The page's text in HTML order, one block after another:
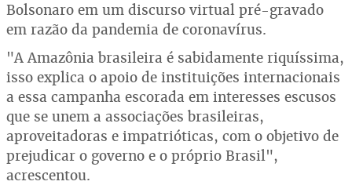
Bolsonaro em um discurso virtual pré-gravado
em razão da pandemia de coronavírus.
"A Amazônia brasileira é sabidamente riquíssima,
isso explica o apoio de instituições internacionais
a essa campanha escorada em interesses escusos
que se unem a associações brasileiras,
aproveitadoras e impatrióticas, com o objetivo de
prejudicar o governo e o próprio Brasil",
acrescentou.